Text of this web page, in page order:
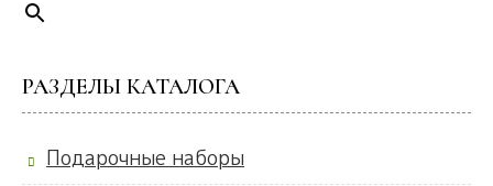
РАЗДЕЛЫ КАТАЛОГА
Подарочные наборы